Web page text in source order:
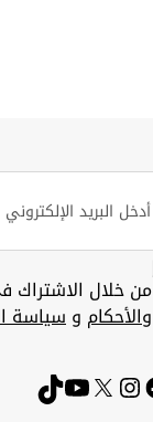
من خلال الاشتراك
والأحكام وسياسة